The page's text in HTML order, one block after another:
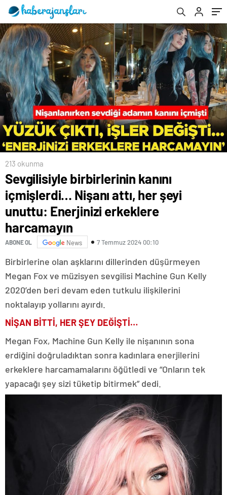
erkeklere harcamayın
213 okunma
Sevgilisiyle birbirlerinin kanını
içmişlerdi… Nişanı attı, her şeyi
unuttu: Enerjinizi erkeklere
harcamayın
ABONE OL News 7 Temmuz 2024 00:10
Birbirlerine olan aşklarını dillerinden düşürmeyen
Megan Fox ve müzisyen sevgilisi Machine Gun Kelly
2020’den beri devam eden tutkulu ilişkilerini
noktalayıp yollarını ayırdı.
NİŞAN BİTTİ, HER ŞEY DEĞİŞTİ…
Megan Fox, Machine Gun Kelly ile nişanının sona
erdiğini doğruladıktan sonra kadınlara enerjilerini
erkeklere harcamamalarını öğütledi ve “Onların tek
yapacağı şey sizi tüketip bitirmek” dedi.